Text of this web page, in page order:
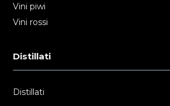
Vini piwi
Vini rossi
Distillati
Distillati